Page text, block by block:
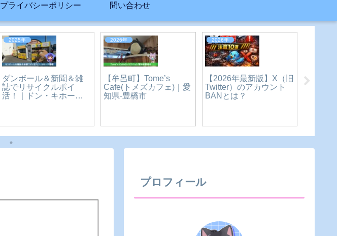
プライバシーポリシー 問い合わせ
2026年
千味 麻辣湯(マーラータ
生活
📰【2026年6月版】東三
2023年
夏だ！川だ！新城だ！
プロフィール